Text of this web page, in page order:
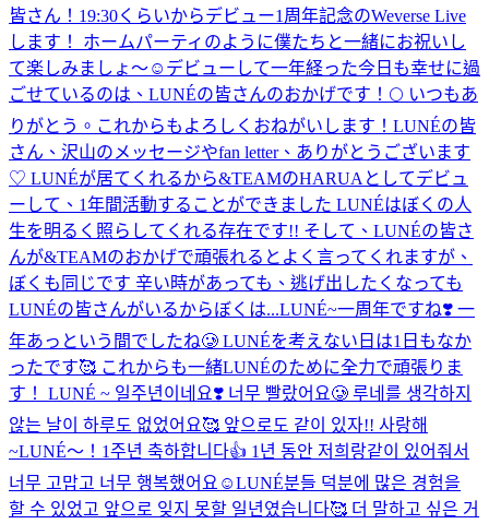
皆さん！19:30くらいからデビュー1周年記念のWeverse Live
します！ ホームパーティのように僕たちと一緒にお祝いし
て楽しみましょ〜☺️ デビューして一年経った今日も幸せに過
ごせているのは、LUNÉの皆さんのおかげです！🌕 いつもあ
りがとう。これからもよろしくおねがいします！ LUNÉの皆
さん、沢山のメッセージやfan letter、ありがとうございます
♡ LUNÉが居てくれるから&TEAMのHARUAとしてデビュ
ーして、1年間活動することができました LUNÉはぼくの人
生を明るく照らしてくれる存在です!! そして、LUNÉの皆さ
んが&TEAMのおかげで頑張れるとよく言ってくれますが、
ぼくも同じです 辛い時があっても、逃げ出したくなっても
LUNÉの皆さんがいるからぼくは...LUNÉ~一周年ですね❣️ 一
年あっという間でしたね🥲 LUNÉを考えない日は1日もなか
ったです🥰 これからも一緒LUNÉのために全力で頑張りま
す！ LUNÉ ~ 일주년이네요❣️ 너무 빨랐어요🥲 루네를 생각하지
않는 날이 하루도 없었어요🥰 앞으로도 같이 있자!! 사랑해
~LUNÉ〜！1주년 축하합니다👍 1년 동안 저희랑같이 있어줘서
너무 고맙고 너무 행복했어요☺️LUNÉ분들 덕분에 많은 경험을
할 수 있었고 앞으로 잊지 못할 일년였습니다🥰 더 말하고 싶은 거